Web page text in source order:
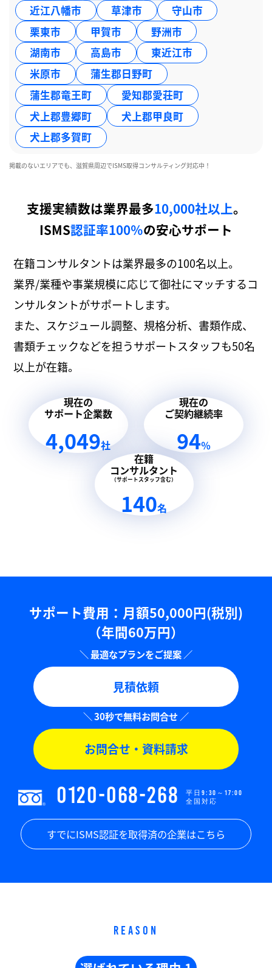
近江八幡市
草津市
守山市
栗東市
甲賀市
野洲市
湖南市
高島市
東近江市
米原市
蒲生郡日野町
蒲生郡竜王町
愛知郡愛荘町
犬上郡豊郷町
犬上郡甲良町
犬上郡多賀町
掲載のないエリアでも、滋賀県周辺でISMS取得コンサルティング対応中！
支援実績数は業界最多10,000社以上。
ISMS認証率100％の安心サポート
在籍コンサルタントは業界最多の100名以上。
業界/業種や事業規模に応じて御社にマッチするコ
ンサルタントがサポートします。
また、スケジュール調整、規格分析、書類作成、
書類チェックなどを担うサポートスタッフも50名
以上が在籍。
現在の
サポート企業数
4,049社
現在の
ご契約継続率
94％
在籍
コンサルタント
（サポートスタッフ含む）
140名
サポート費用：⽉額50,000円(税別)
（年間60万円）
見積依頼
お問合せ・資料請求
0120-068-268
平日9:30～17:00
全国対応
すでにISMS認証を取得済の企業はこちら
REASON